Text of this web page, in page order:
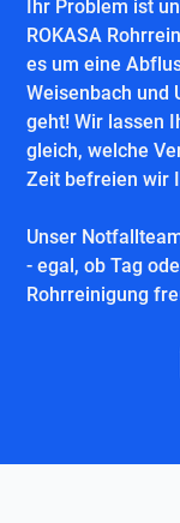
Ihr Problem ist
ROKASA
es um eine
Weisenbach und
geht! Wir lassen
gleich, welche
Zeit befreien wir
Unser
- egal, ob Tag
Rohrreinigung